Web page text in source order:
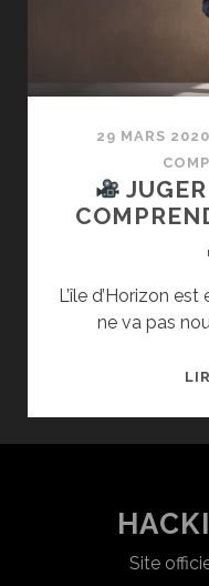
29 MARS 2020
L’île d’Horizon
ne va pas
Site